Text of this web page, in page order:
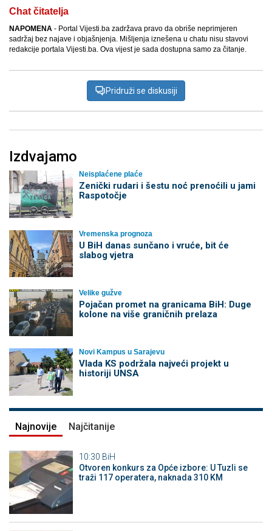
Chat čitatelja
NAPOMENA - Portal Vijesti.ba zadržava pravo da obriše neprimjeren
sadržaj bez najave i objašnjenja. Mišljenja iznešena u chatu nisu stavovi
redakcije portala Vijesti.ba. Ova vijest je sada dostupna samo za čitanje.
Pridruži se diskusiji
Izdvajamo
Neisplaćene plaće
Zenički rudari i šestu noć prenoćili u jami
Raspotočje
Vremenska prognoza
U BiH danas sunčano i vruće, bit će
slabog vjetra
Velike gužve
Pojačan promet na granicama BiH: Duge
kolone na više graničnih prelaza
Novi Kampus u Sarajevu
Vlada KS podržala najveći projekt u
historiji UNSA
Najnovije Najčitanije
10:30 BiH
Otvoren konkurs za Opće izbore: U Tuzli se
traži 117 operatera, naknada 310 KM